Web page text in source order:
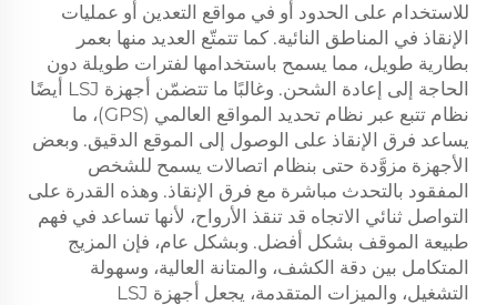
للاستخدام على الحدود أو في مواقع التعدين أو عمليات
الإنقاذ في المناطق النائية. كما تتمتّع العديد منها بعمر
بطارية طويل، مما يسمح باستخدامها لفترات طويلة دون
الحاجة إلى إعادة الشحن. وغالبًا ما تتضمّن أجهزة LSJ أيضًا
نظام تتبع عبر نظام تحديد المواقع العالمي (GPS)، ما
يساعد فرق الإنقاذ على الوصول إلى الموقع الدقيق. وبعض
الأجهزة مزوَّدة حتى بنظام اتصالات يسمح للشخص
المفقود بالتحدث مباشرة مع فرق الإنقاذ. وهذه القدرة على
التواصل ثنائي الاتجاه قد تنقذ الأرواح، لأنها تساعد في فهم
طبيعة الموقف بشكل أفضل. وبشكل عام، فإن المزيج
المتكامل بين دقة الكشف، والمتانة العالية، وسهولة
التشغيل، والميزات المتقدمة، يجعل أجهزة LSJ